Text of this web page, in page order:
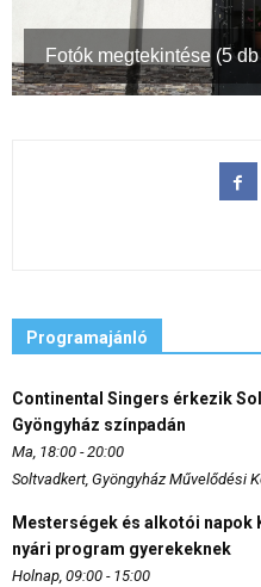
Fotók megtekintése (5
Programajánló
Continental Singers érkezik
Gyöngyház színpadán
Ma, 18:00 - 20:00
Soltvadkert, Gyöngyház Művelődési
Mesterségek és alkotói
nyári program gyerekeknek
Holnap, 09:00 - 15:00